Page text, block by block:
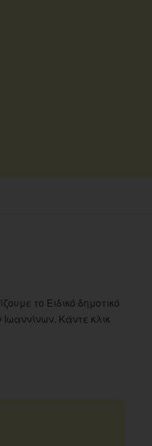
το Ειδικό δημοτικό
Κάντε κλικ